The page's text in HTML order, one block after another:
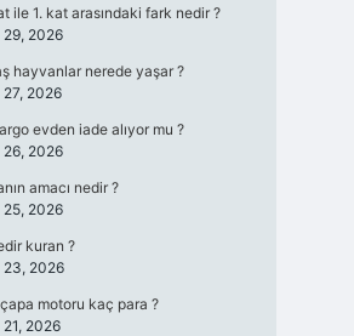
ile 1. kat arasındaki fark nedir ?
29, 2026
hayvanlar nerede yaşar ?
2026
evden iade alıyor mu ?
26, 2026
amacı nedir ?
25, 2026
kuran ?
23, 2026
motoru kaç para ?
2026